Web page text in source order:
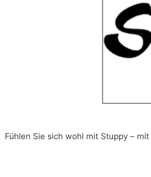
Fühlen Sie sich wohl mit Stuppy –